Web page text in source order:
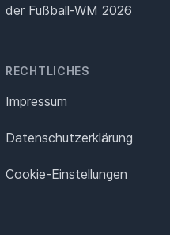
der Fußball-WM 2026
RECHTLICHES
Impressum
Datenschutz­erklärung
Cookie-Einstellungen